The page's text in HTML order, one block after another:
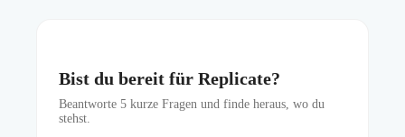
Bist du bereit für Replicate?
Beantworte 5 kurze Fragen und finde heraus, wo du
stehst.